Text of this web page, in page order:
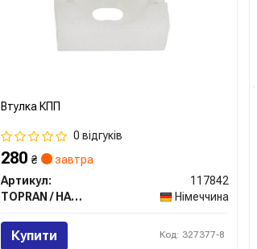
Втулка КПП
0 відгуків
280 ₴
завтра
Артикул:
117842
TOPRAN / HANS PRIES
Німеччина
Купити Код: 327377-8